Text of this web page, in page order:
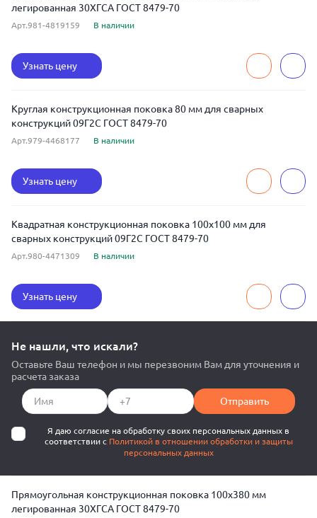
легированная 30ХГСА ГОСТ 8479-70
Арт.981-4819159 В наличии
Узнать цену
Круглая конструкционная поковка 80 мм для сварных
конструкций 09Г2С ГОСТ 8479-70
Арт.979-4468177 В наличии
Узнать цену
Квадратная конструкционная поковка 100x100 мм для
сварных конструкций 09Г2С ГОСТ 8479-70
Арт.980-4471309 В наличии
Узнать цену
Не нашли, что искали?
Оставьте Ваш телефон и мы перезвоним Вам для уточнения и
расчета заказа
Отправить
Я даю согласие на обработку своих персональных данных в
соответствии с Политикой в отношении обработки и защиты
персональных данных
Прямоугольная конструкционная поковка 100x380 мм
легированная 30ХГСА ГОСТ 8479-70